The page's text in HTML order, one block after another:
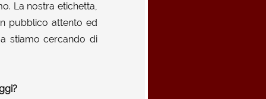
La nostra etichetta,
pubblico attento ed
stiamo cercando di